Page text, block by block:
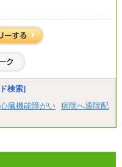
検索]
心臓機能障がい 病院へ通院配